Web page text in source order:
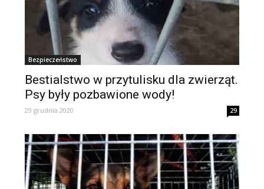
Bezpieczeństwo
Bestialstwo w przytulisku dla zwierząt.
Psy były pozbawione wody!
29 grudnia 2020 29